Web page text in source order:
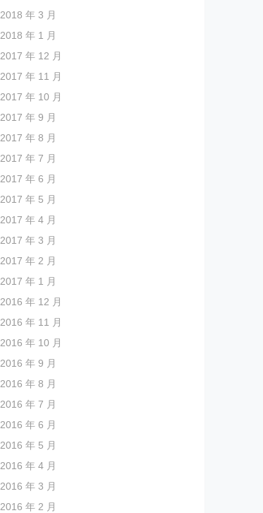
2018 年 3 月
2018 年 1 月
2017 年 12 月
2017 年 11 月
2017 年 10 月
2017 年 9 月
2017 年 8 月
2017 年 7 月
2017 年 6 月
2017 年 5 月
2017 年 4 月
2017 年 3 月
2017 年 2 月
2017 年 1 月
2016 年 12 月
2016 年 11 月
2016 年 10 月
2016 年 9 月
2016 年 8 月
2016 年 7 月
2016 年 6 月
2016 年 5 月
2016 年 4 月
2016 年 3 月
2016 年 2 月